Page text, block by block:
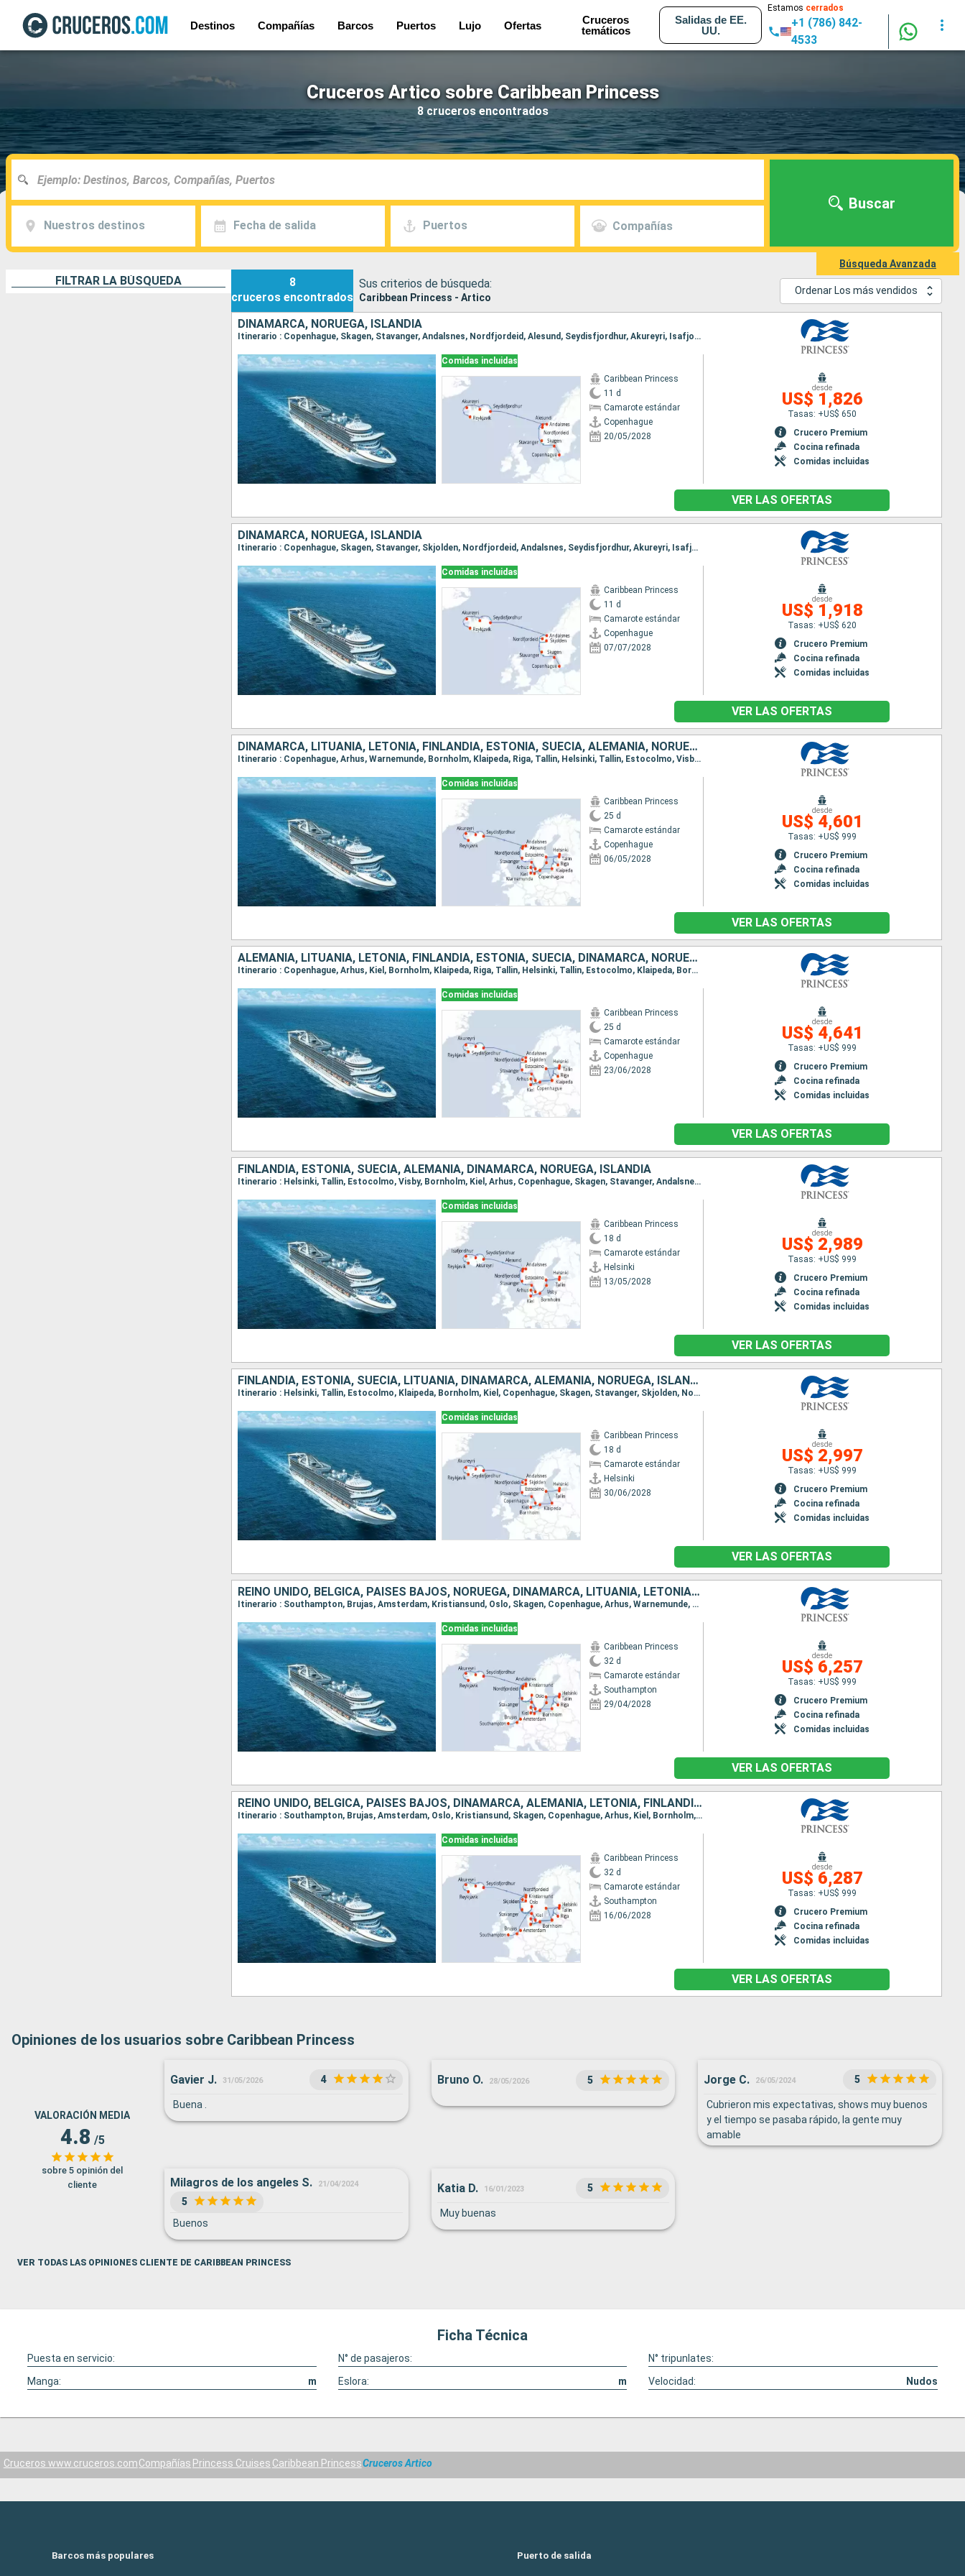
Destinos Compañías Barcos Puertos Lujo Ofertas
Cruceros
temáticos
Salidas de EE.
UU.
Estamos cerrados
+1 (786) 842-
4533
Cruceros Artico sobre Caribbean Princess
8 cruceros encontrados
Nuestros destinos Fecha de salida Puertos Compañías
Buscar
Búsqueda Avanzada
FILTRAR LA BÚSQUEDA
8
cruceros encontrados
Sus criterios de búsqueda:
Caribbean Princess - Artico
Ordenar Los más vendidos
DINAMARCA, NORUEGA, ISLANDIA
Itinerario : Copenhague, Skagen, Stavanger, Andalsnes, Nordfjordeid, Alesund, Seydisfjordhur, Akureyri, Isafjordhur, Reykjavik
Comidas incluidas
Caribbean Princess
11 d
Camarote estándar
Copenhague
20/05/2028
desde
US$ 1,826
Tasas: +US$ 650
Crucero Premium
Cocina refinada
Comidas incluidas
VER LAS OFERTAS
DINAMARCA, NORUEGA, ISLANDIA
Itinerario : Copenhague, Skagen, Stavanger, Skjolden, Nordfjordeid, Andalsnes, Seydisfjordhur, Akureyri, Isafjordhur, Reykjavik
Comidas incluidas
Caribbean Princess
11 d
Camarote estándar
Copenhague
07/07/2028
desde
US$ 1,918
Tasas: +US$ 620
Crucero Premium
Cocina refinada
Comidas incluidas
VER LAS OFERTAS
DINAMARCA, LITUANIA, LETONIA, FINLANDIA, ESTONIA, SUECIA, ALEMANIA, NORUEGA, ISLANDIA
Itinerario : Copenhague, Arhus, Warnemunde, Bornholm, Klaipeda, Riga, Tallin, Helsinki, Tallin, Estocolmo, Visby, Bornholm, Kiel, Arhus, Copenhague, Skagen, Stavanger, Andalsnes, Nordfjordeid, Alesund, Seydisfjordhur, Akureyri, Isafjordhur, Reykjavik
Comidas incluidas
Caribbean Princess
25 d
Camarote estándar
Copenhague
06/05/2028
desde
US$ 4,601
Tasas: +US$ 999
Crucero Premium
Cocina refinada
Comidas incluidas
VER LAS OFERTAS
ALEMANIA, LITUANIA, LETONIA, FINLANDIA, ESTONIA, SUECIA, DINAMARCA, NORUEGA, ISLANDIA
Itinerario : Copenhague, Arhus, Kiel, Bornholm, Klaipeda, Riga, Tallin, Helsinki, Tallin, Estocolmo, Klaipeda, Bornholm, Kiel, Copenhague, Skagen, Stavanger, Skjolden, Nordfjordeid, Andalsnes, Seydisfjordhur, Akureyri, Isafjordhur, Reykjavik
Comidas incluidas
Caribbean Princess
25 d
Camarote estándar
Copenhague
23/06/2028
desde
US$ 4,641
Tasas: +US$ 999
Crucero Premium
Cocina refinada
Comidas incluidas
VER LAS OFERTAS
FINLANDIA, ESTONIA, SUECIA, ALEMANIA, DINAMARCA, NORUEGA, ISLANDIA
Itinerario : Helsinki, Tallin, Estocolmo, Visby, Bornholm, Kiel, Arhus, Copenhague, Skagen, Stavanger, Andalsnes, Nordfjordeid, Alesund, Seydisfjordhur, Akureyri, Isafjordhur, Reykjavik
Comidas incluidas
Caribbean Princess
18 d
Camarote estándar
Helsinki
13/05/2028
desde
US$ 2,989
Tasas: +US$ 999
Crucero Premium
Cocina refinada
Comidas incluidas
VER LAS OFERTAS
FINLANDIA, ESTONIA, SUECIA, LITUANIA, DINAMARCA, ALEMANIA, NORUEGA, ISLANDIA
Itinerario : Helsinki, Tallin, Estocolmo, Klaipeda, Bornholm, Kiel, Copenhague, Skagen, Stavanger, Skjolden, Nordfjordeid, Andalsnes, Seydisfjordhur, Akureyri, Isafjordhur, Reykjavik
Comidas incluidas
Caribbean Princess
18 d
Camarote estándar
Helsinki
30/06/2028
desde
US$ 2,997
Tasas: +US$ 999
Crucero Premium
Cocina refinada
Comidas incluidas
VER LAS OFERTAS
REINO UNIDO, BÉLGICA, PAISES BAJOS, NORUEGA, DINAMARCA, LITUANIA, LETONIA, FINLANDIA, ESTONIA, SUECIA, ALEMANIA, ISLANDIA
Itinerario : Southampton, Brujas, Amsterdam, Kristiansund, Oslo, Skagen, Copenhague, Arhus, Warnemunde, Bornholm, Klaipeda, Riga, Tallin, Helsinki, Tallin, Estocolmo, Visby, Bornholm, Kiel, Arhus, Copenhague, Skagen, Stavanger, Andalsnes, Nordfjordeid, Alesund, Seydisfjordhur, Akureyri, Isafjordhur, Reykjavik
Comidas incluidas
Caribbean Princess
32 d
Camarote estándar
Southampton
29/04/2028
desde
US$ 6,257
Tasas: +US$ 999
Crucero Premium
Cocina refinada
Comidas incluidas
VER LAS OFERTAS
REINO UNIDO, BÉLGICA, PAISES BAJOS, DINAMARCA, ALEMANIA, LETONIA, FINLANDIA, ESTONIA, SUECIA, LITUANIA, NORUEGA, ISLANDIA
Itinerario : Southampton, Brujas, Amsterdam, Oslo, Kristiansund, Skagen, Copenhague, Arhus, Kiel, Bornholm, Klaipeda, Riga, Tallin, Helsinki, Tallin, Estocolmo, Klaipeda, Bornholm, Kiel, Copenhague, Skagen, Stavanger, Skjolden, Nordfjordeid, Andalsnes, Seydisfjordhur, Akureyri, Isafjordhur, Reykjavik
Comidas incluidas
Caribbean Princess
32 d
Camarote estándar
Southampton
16/06/2028
desde
US$ 6,287
Tasas: +US$ 999
Crucero Premium
Cocina refinada
Comidas incluidas
VER LAS OFERTAS
Opiniones de los usuarios sobre Caribbean Princess
VALORACIÓN MEDIA
4.8 /5
sobre 5 opinión del
cliente
Gavier J. 31/05/2026 4
Buena .
Bruno O. 28/05/2026 5 Jorge C. 26/05/2024 5
Cubrieron mis expectativas, shows muy buenos
y el tiempo se pasaba rápido, la gente muy
amable
Milagros de los angeles S. 21/04/2024
5
Buenos
Katia D. 16/01/2023 5
Muy buenas
VER TODAS LAS OPINIONES CLIENTE DE CARIBBEAN PRINCESS
Ficha Técnica
Puesta en servicio: N° de pasajeros:
N° tripunlates:
Manga:
m Eslora: m Velocidad: Nudos
Cruceros www.cruceros.comCompañías Princess Cruises Caribbean PrincessCruceros Artico
Barcos más populares Puerto de salida